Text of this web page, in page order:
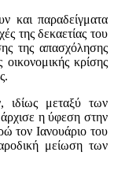
και παραδείγματα
της δεκαετίας του
της απασχόλησης
οικονομικής κρίσης
ιδίως μεταξύ των
η ύφεση στην
τον Ιανουάριο του
μείωση των